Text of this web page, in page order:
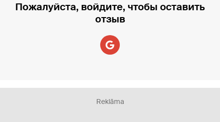
Пожалуйста, войдите, чтобы оставить
отзыв
Reklāma